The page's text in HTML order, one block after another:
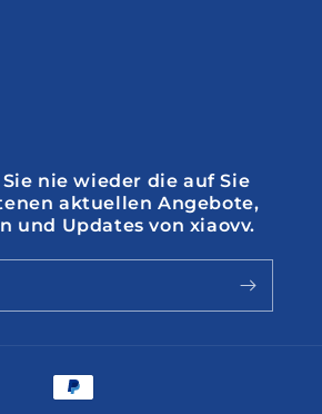
Sie nie wieder die auf Sie
aktuellen Angebote,
und Updates von xiaovv.
Zahlungsmethoden